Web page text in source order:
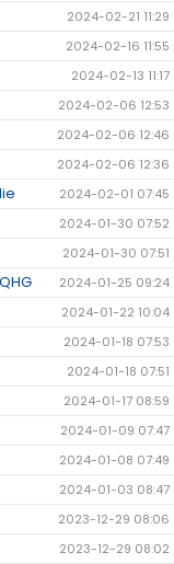
2024-02-21 11:29
2024-02-16 11:55
2024-02-13 11:17
2024-02-06 12:53
2024-02-06 12:46
2024-02-06 12:36
2024-02-01 07:45
2024-01-30 07:52
2024-01-30 07:51
2024-01-25 09:24
2024-01-22 10:04
2024-01-18 07:53
2024-01-18 07:51
2024-01-17 08:59
2024-01-09 07:47
2024-01-08 07:49
2024-01-03 08:47
2023-12-29 08:06
2023-12-29 08:02